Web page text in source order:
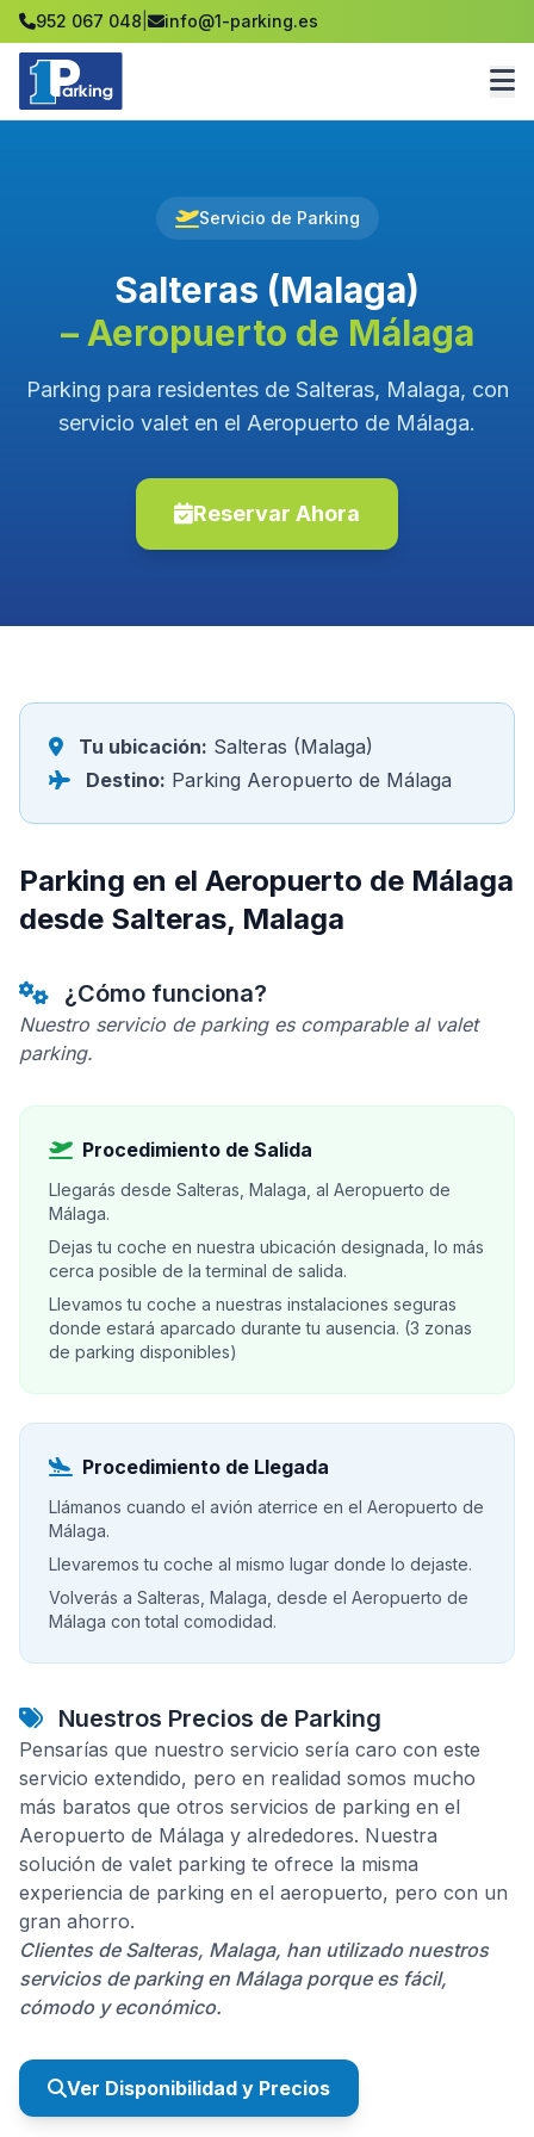
952 067 048 info@1-parking.es
Servicio de Parking
Salteras (Malaga)
– Aeropuerto de Málaga
Parking para residentes de Salteras, Malaga, con
servicio valet en el Aeropuerto de Málaga.
Reservar Ahora
Tu ubicación: Salteras (Malaga)
Destino: Parking Aeropuerto de Málaga
Parking en el Aeropuerto de Málaga
desde Salteras, Malaga
¿Cómo funciona?
Nuestro servicio de parking es comparable al valet
parking.
Procedimiento de Salida
Llegarás desde Salteras, Malaga, al Aeropuerto de
Málaga.
Dejas tu coche en nuestra ubicación designada, lo más
cerca posible de la terminal de salida.
Llevamos tu coche a nuestras instalaciones seguras
donde estará aparcado durante tu ausencia. (3 zonas
de parking disponibles)
Procedimiento de Llegada
Llámanos cuando el avión aterrice en el Aeropuerto de
Málaga.
Llevaremos tu coche al mismo lugar donde lo dejaste.
Volverás a Salteras, Malaga, desde el Aeropuerto de
Málaga con total comodidad.
Nuestros Precios de Parking
Pensarías que nuestro servicio sería caro con este
servicio extendido, pero en realidad somos mucho
más baratos que otros servicios de parking en el
Aeropuerto de Málaga y alrededores. Nuestra
solución de valet parking te ofrece la misma
experiencia de parking en el aeropuerto, pero con un
gran ahorro.
Clientes de Salteras, Malaga, han utilizado nuestros
servicios de parking en Málaga porque es fácil,
cómodo y económico.
Ver Disponibilidad y Precios